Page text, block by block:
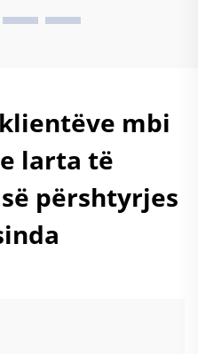
mbi
larta të
përshtyrjes